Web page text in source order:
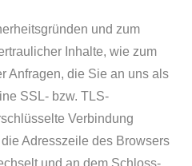
und zum
Inhalte, wie zum
Anfragen, die Sie an uns als
SSL- bzw. TLS-
Verbindung
Adresszeile des Browsers
und an dem Schloss-